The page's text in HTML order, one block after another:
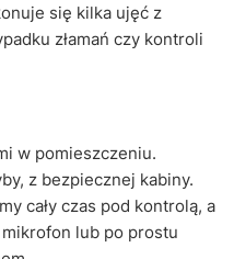
się kilka ujęć z
złamań czy kontroli
w pomieszczeniu.
z bezpiecznej kabiny.
cały czas pod kontrolą, a
lub po prostu